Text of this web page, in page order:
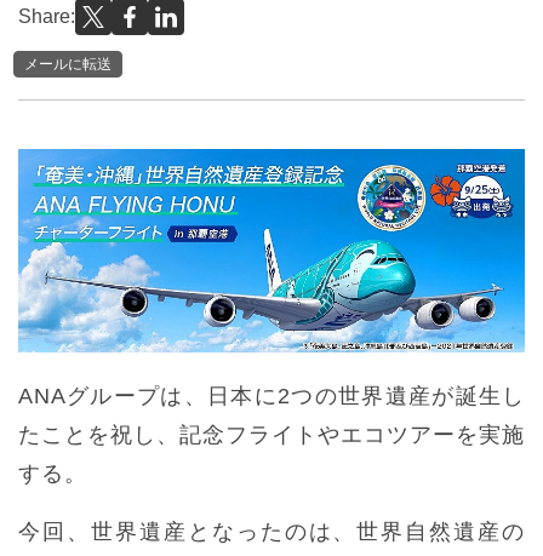
Share:
メールに転送
ANAグループは、日本に2つの世界遺産が誕生し
たことを祝し、記念フライトやエコツアーを実施
する。
今回、世界遺産となったのは、世界自然遺産の